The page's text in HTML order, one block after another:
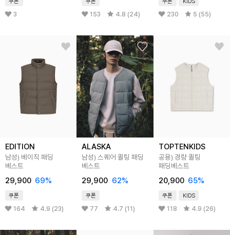
3 153 4.8 (24) 230 5 (55)
EDITION
남성) 베이직 패딩
베스트
29,900 69%
쿠폰
164 4.9 (23)
ALASKA
남성) 스퀘어 퀼팅 패딩
베스트
29,900 62%
쿠폰
77 4.7 (11)
TOPTENKIDS
공용) 경량 퀼팅
패딩베스트
20,900 65%
쿠폰 KIDS
118 4.9 (26)